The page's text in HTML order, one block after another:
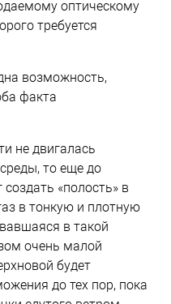
оптическому
требуется
возможность,
факта
не двигалась
то еще до
«полость» в
в тонкую и плотную
в такой
очень малой
будет
до тех пор, пока